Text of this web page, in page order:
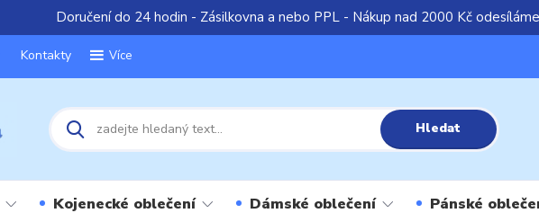
Doručení do 24 hodin - Zásilkovna a nebo PPL - Nákup nad 2000 Kč
Kontakty Více
Hledat
Kojenecké oblečení Dámské oblečení Pánské